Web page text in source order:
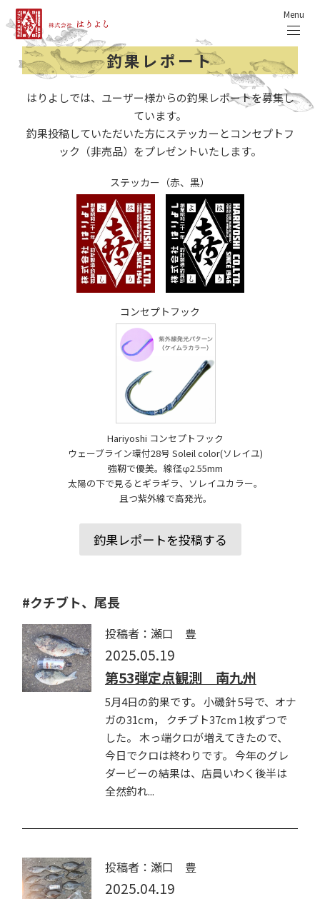
Menu
釣果レポート
はりよしでは、ユーザー様からの釣果レポートを募集し
ています。
釣果投稿していただいた方にステッカーとコンセプトフ
ック（非売品）をプレゼントいたします。
ステッカー（赤、黒）
コンセプトフック
Hariyoshi コンセプトフック
ウェーブライン環付28号 Soleil color(ソレイユ)
強靭で優美。線径φ2.55mm
太陽の下で見るとギラギラ、ソレイユカラー。
且つ紫外線で高発光。
釣果レポートを投稿する
#クチブト、尾長
投稿者：瀬口 豊
2025.05.19
第53弾定点観測 南九州
5月4日の釣果です。 小磯針 5号で、オナ
ガの31cm， クチブト37cm 1枚ずつで
した。 木っ端クロが増えてきたので、
今日でクロは終わりです。 今年のグレ
ダービーの結果は、店員いわく後半は
全然釣れ...
投稿者：瀬口 豊
2025.04.19